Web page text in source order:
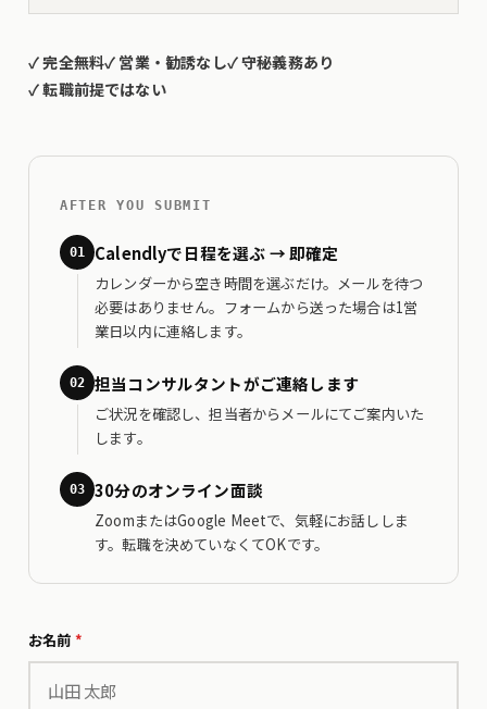
✓完全無料✓ 営業・勧誘なし✓守秘義務あり
✓転職前提ではない
AFTER YOU SUBMIT
01 Calendlyで日程を選ぶ → 即確定
カレンダーから空き時間を選ぶだけ。メールを待つ
必要はありません。フォームから送った場合は1営
業日以内に連絡します。
02 担当コンサルタントがご連絡します
ご状況を確認し、担当者からメールにてご案内いた
します。
03 30分のオンライン面談
ZoomまたはGoogle Meetで、気軽にお話ししま
す。転職を決めていなくてOKです。
お名前 *